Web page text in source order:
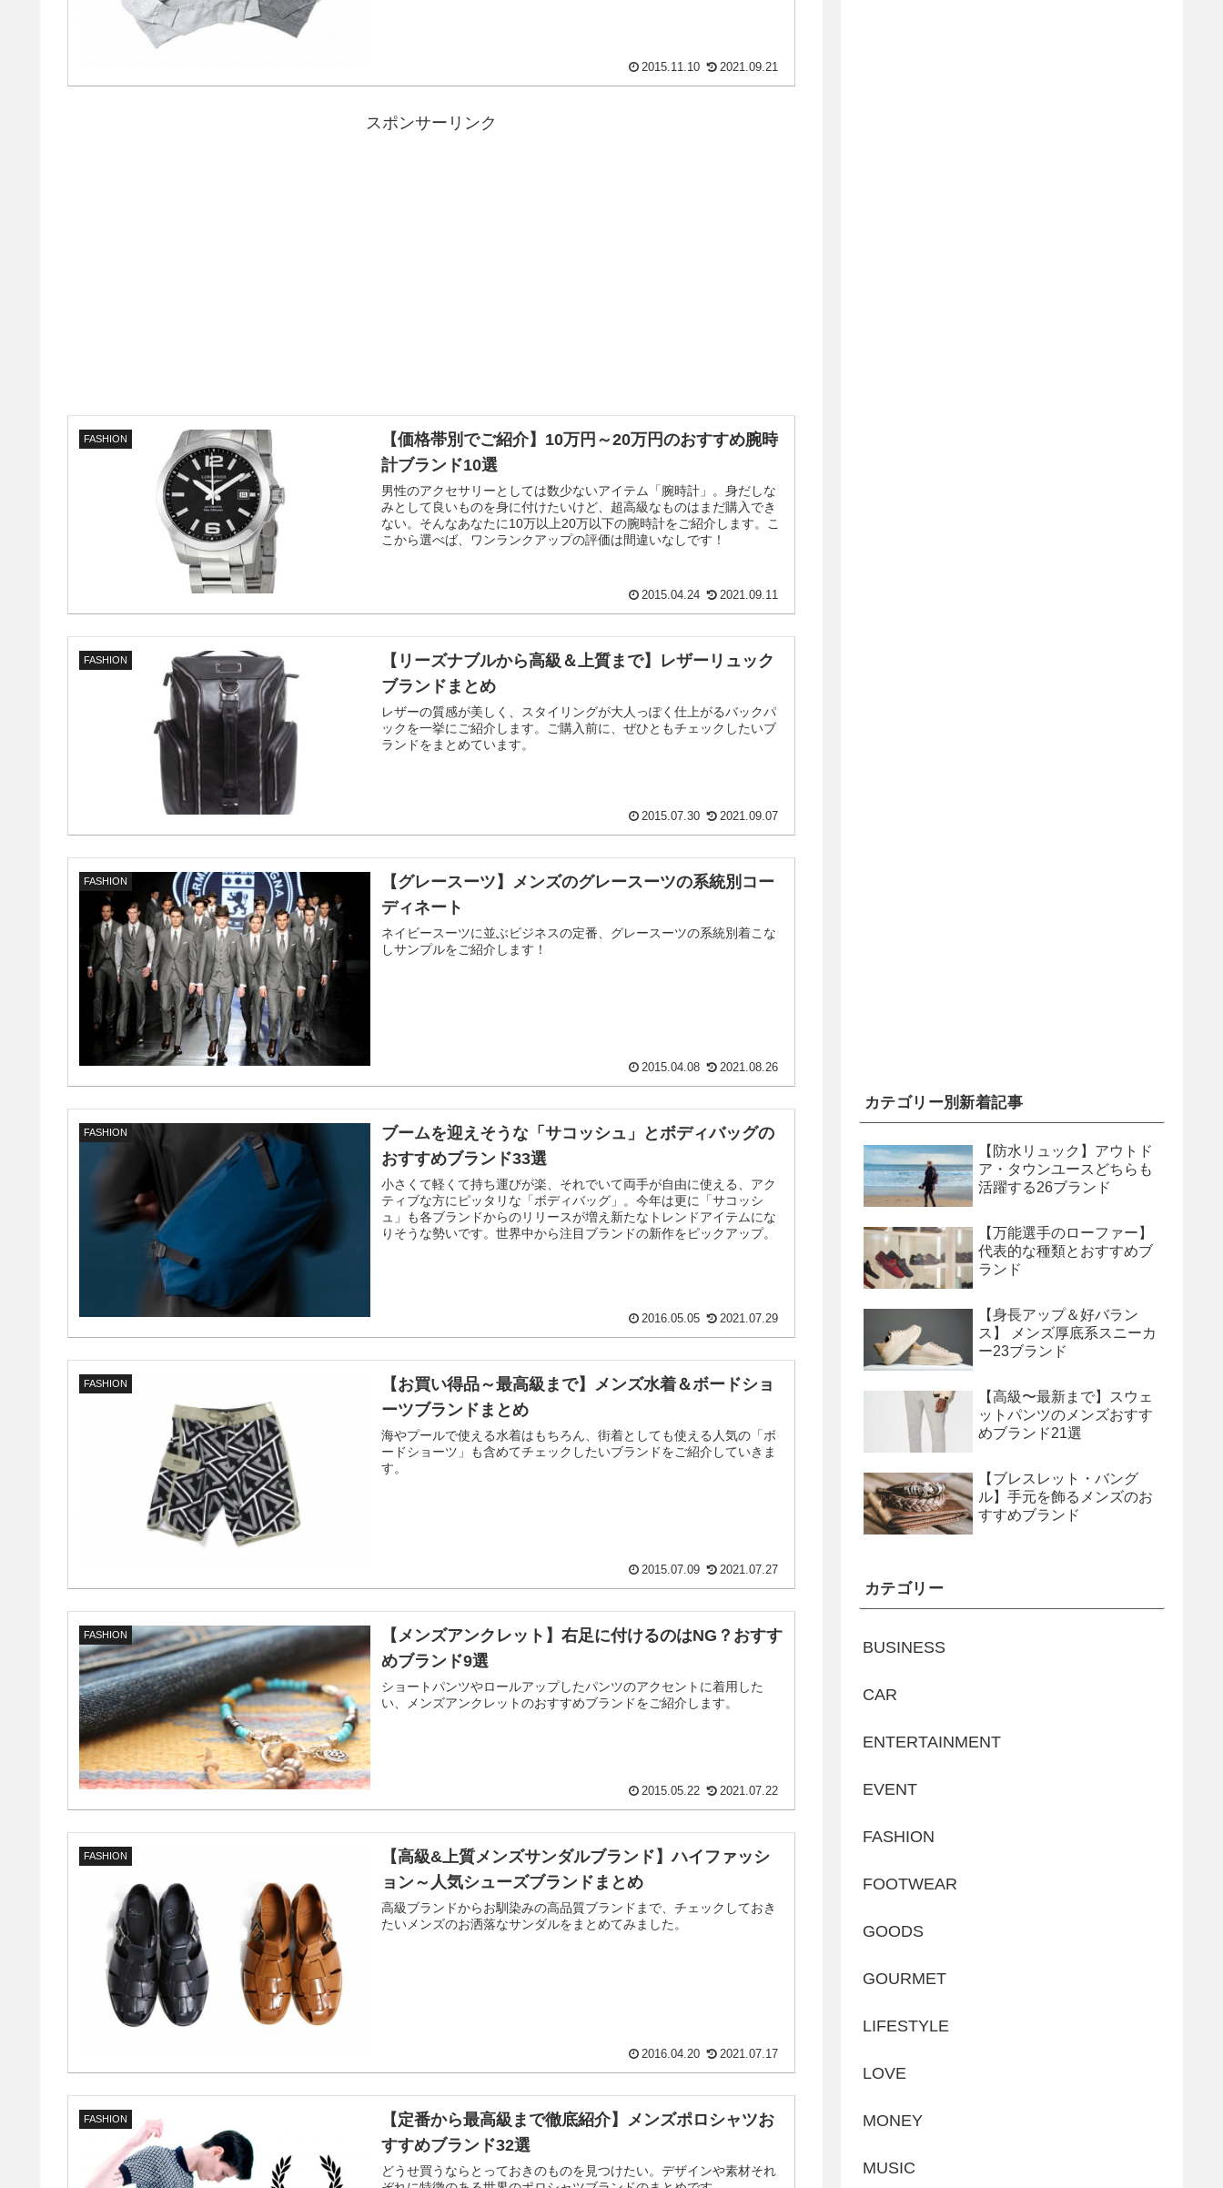
2015.11.10 2021.09.21
スポンサーリンク
FASHION
【価格帯別でご紹介】10万円～20万円のおすすめ腕時
計ブランド10選
男性のアクセサリーとしては数少ないアイテム「腕時計」。身だしな
みとして良いものを身に付けたいけど、超高級なものはまだ購入でき
ない。そんなあなたに10万以上20万以下の腕時計をご紹介します。こ
こから選べば、ワンランクアップの評価は間違いなしです！
2015.04.24 2021.09.11
FASHION
【リーズナブルから高級＆上質まで】レザーリュック
ブランドまとめ
レザーの質感が美しく、スタイリングが大人っぽく仕上がるバックパ
ックを一挙にご紹介します。ご購入前に、ぜひともチェックしたいブ
ランドをまとめています。
2015.07.30 2021.09.07
FASHION
【グレースーツ】メンズのグレースーツの系統別コー
ディネート
ネイビースーツに並ぶビジネスの定番、グレースーツの系統別着こな
しサンプルをご紹介します！
2015.04.08 2021.08.26
FASHION
ブームを迎えそうな「サコッシュ」とボディバッグの
おすすめブランド33選
小さくて軽くて持ち運びが楽、それでいて両手が自由に使える、アク
ティブな方にピッタリな「ボディバッグ」。今年は更に「サコッシ
ュ」も各ブランドからのリリースが増え新たなトレンドアイテムにな
りそうな勢いです。世界中から注目ブランドの新作をピックアップ。
2016.05.05 2021.07.29
FASHION
【お買い得品～最高級まで】メンズ水着＆ボードショ
ーツブランドまとめ
海やプールで使える水着はもちろん、街着としても使える人気の「ボ
ードショーツ」も含めてチェックしたいブランドをご紹介していきま
す。
2015.07.09 2021.07.27
FASHION
【メンズアンクレット】右足に付けるのはNG？おすす
めブランド9選
ショートパンツやロールアップしたパンツのアクセントに着用した
い、メンズアンクレットのおすすめブランドをご紹介します。
2015.05.22 2021.07.22
FASHION
【高級&上質メンズサンダルブランド】ハイファッシ
ョン～人気シューズブランドまとめ
高級ブランドからお馴染みの高品質ブランドまで、チェックしておき
たいメンズのお洒落なサンダルをまとめてみました。
2016.04.20 2021.07.17
FASHION
【定番から最高級まで徹底紹介】メンズポロシャツお
すすめブランド32選
どうせ買うならとっておきのものを見つけたい。デザインや素材それ
カテゴリー別新着記事
【防水リュック】アウトド
ア・タウンユースどちらも
活躍する26ブランド
【万能選手のローファー】
代表的な種類とおすすめブ
ランド
【身長アップ＆好バラン
ス】 メンズ厚底系スニーカ
ー23ブランド
【高級〜最新まで】スウェ
ットパンツのメンズおすす
めブランド21選
【ブレスレット・バング
ル】手元を飾るメンズのお
すすめブランド
カテゴリー
BUSINESS
CAR
ENTERTAINMENT
EVENT
FASHION
FOOTWEAR
GOODS
GOURMET
LIFESTYLE
LOVE
MONEY
MUSIC